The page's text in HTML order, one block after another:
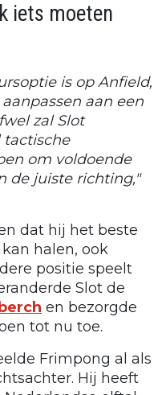
iets moeten
is op Anfield,
aan een
zal Slot
tactische
om voldoende
de juiste richting,"
dat hij het beste
halen, ook
positie speelt
Slot de
en bezorgde
tot nu toe.
Frimpong al als
Hij heeft